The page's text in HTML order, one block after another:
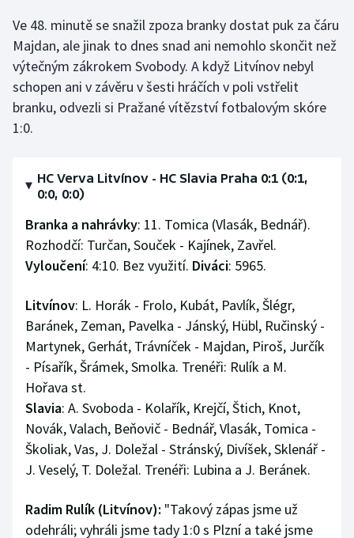
Triatlon
Veslování
Vodní slalom
Ostatní
Ve 48. minutě se snažil zpoza branky dostat puk za čáru
Majdan, ale jinak to dnes snad ani nemohlo skončit než
výtečným zákrokem Svobody. A když Litvínov nebyl
schopen ani v závěru v šesti hráčích v poli vstřelit
branku, odvezli si Pražané vítězství fotbalovým skóre
1:0.
HC Verva Litvínov - HC Slavia Praha 0:1 (0:1,
0:0, 0:0)
Branka a nahrávky: 11. Tomica (Vlasák, Bednář).
Rozhodčí: Turčan, Souček - Kajínek, Zavřel.
Vyloučení: 4:10. Bez využití. Diváci: 5965.
Litvínov: L. Horák - Frolo, Kubát, Pavlík, Šlégr,
Baránek, Zeman, Pavelka - Jánský, Hübl, Ručinský -
Martynek, Gerhát, Trávníček - Majdan, Piroš, Jurčík
- Písařík, Šrámek, Smolka. Trenéři: Rulík a M.
Hořava st.
Slavia: A. Svoboda - Kolařík, Krejčí, Štich, Knot,
Novák, Valach, Beňovič - Bednář, Vlasák, Tomica -
Školiak, Vas, J. Doležal - Stránský, Divíšek, Sklenář -
J. Veselý, T. Doležal. Trenéři: Lubina a J. Beránek.
Radim Rulík (Litvínov): "Takový zápas jsme už
odehráli; vyhráli jsme tady 1:0 s Plzní a také jsme